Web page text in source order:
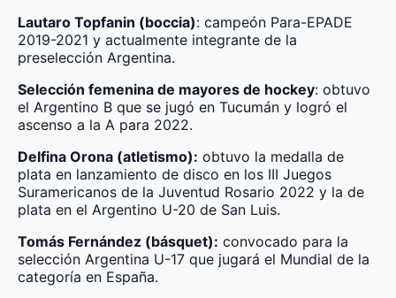
Lautaro Topfanin (boccia): campeón Para-EPADE
2019-2021 y actualmente integrante de la
preselección Argentina.
Selección femenina de mayores de hockey: obtuvo
el Argentino B que se jugó en Tucumán y logró el
ascenso a la A para 2022.
Delfina Orona (atletismo): obtuvo la medalla de
plata en lanzamiento de disco en los III Juegos
Suramericanos de la Juventud Rosario 2022 y la de
plata en el Argentino U-20 de San Luis.
Tomás Fernández (básquet): convocado para la
selección Argentina U-17 que jugará el Mundial de la
categoría en España.